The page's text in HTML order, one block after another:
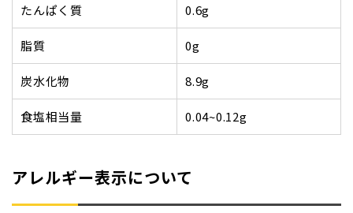
たんぱく質 0.6g
脂質 0g
炭水化物 8.9g
食塩相当量 0.04~0.12g
アレルギー表示について